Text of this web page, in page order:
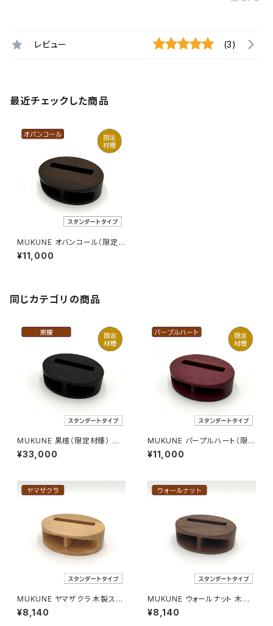
レビュー (3)
最近チェックした商品
MUKUNE オバンコール（限定
材種） 木製スマホスピーカー
¥11,000
同じカテゴリの商品
MUKUNE 黒檀（限定材種） 木
製スマホスピーカー
¥33,000
MUKUNE パープルハート（限定
材種） 木製スマホスピーカー
¥11,000
MUKUNE ヤマザクラ 木製スマ
ホスピーカー
¥8,140
MUKUNE ウォールナット 木製
スマホスピーカー
¥8,140